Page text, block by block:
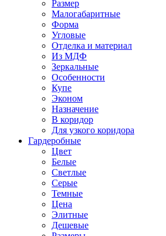
Размер
Малогабаритные
Форма
Угловые
Отделка и материал
Из МДФ
Зеркальные
Особенности
Купе
Эконом
Назначение
В коридор
Для узкого коридора
Гардеробные
Цвет
Белые
Светлые
Серые
Темные
Цена
Элитные
Дешевые